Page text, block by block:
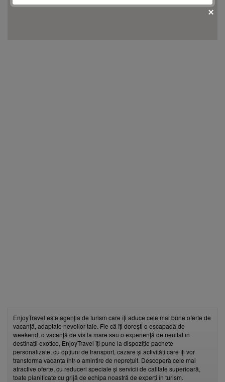
EnjoyTravel este agenția de turism care îți aduce cele mai bune oferte de
vacanță, adaptate nevoilor tale. Fie că îți dorești o escapadă de
weekend, o vacanță de vis la mare sau o experiență de neuitat în
destinații exotice, EnjoyTravel îți pune la dispoziție pachete
personalizate, cu opțiuni de transport, cazare și activități care îți vor
transforma vacanța într-o amintire de neprețuit. Descoperă cele mai
atractive oferte, cu reduceri speciale și servicii de calitate superioară,
toate planificate cu grijă de echipa noastră de experți în turism.